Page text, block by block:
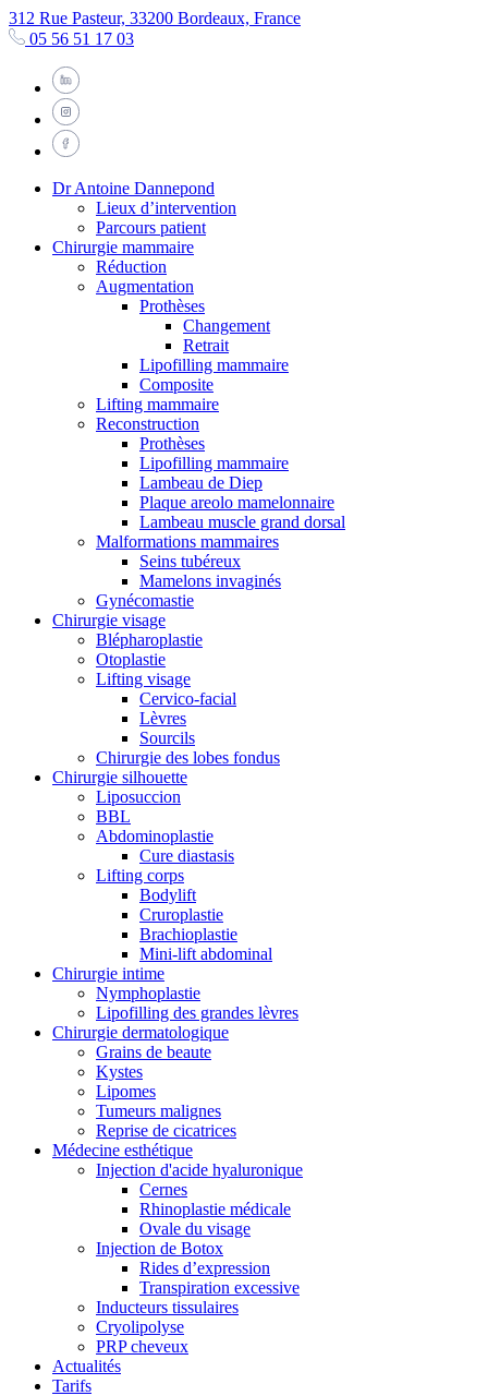
312 Rue Pasteur, 33200 Bordeaux, France
05 56 51 17 03
Dr Antoine Dannepond
Lieux d’intervention
Parcours patient
Chirurgie mammaire
Réduction
Augmentation
Prothèses
Changement
Retrait
Lipofilling mammaire
Composite
Lifting mammaire
Reconstruction
Prothèses
Lipofilling mammaire
Lambeau de Diep
Plaque areolo mamelonnaire
Lambeau muscle grand dorsal
Malformations mammaires
Seins tubéreux
Mamelons invaginés
Gynécomastie
Chirurgie visage
Blépharoplastie
Otoplastie
Lifting visage
Cervico-facial
Lèvres
Sourcils
Chirurgie des lobes fondus
Chirurgie silhouette
Liposuccion
BBL
Abdominoplastie
Cure diastasis
Lifting corps
Bodylift
Cruroplastie
Brachioplastie
Mini-lift abdominal
Chirurgie intime
Nymphoplastie
Lipofilling des grandes lèvres
Chirurgie dermatologique
Grains de beaute
Kystes
Lipomes
Tumeurs malignes
Reprise de cicatrices
Médecine esthétique
Injection d'acide hyaluronique
Cernes
Rhinoplastie médicale
Ovale du visage
Injection de Botox
Rides d’expression
Transpiration excessive
Inducteurs tissulaires
Cryolipolyse
PRP cheveux
Actualités
Tarifs